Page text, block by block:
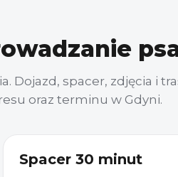
Dojazd, spacer, zdjęcia i
oraz terminu w Gdyni.
Spacer 30 minut